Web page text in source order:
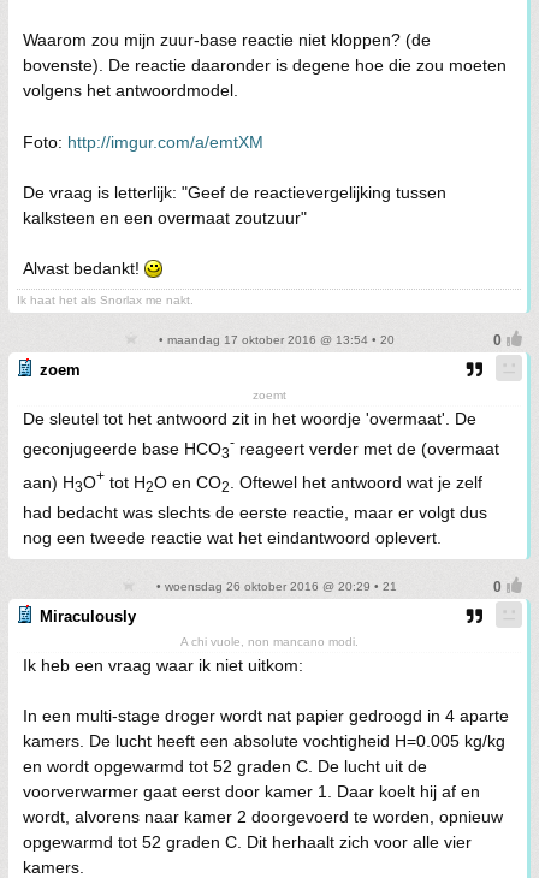
Waarom zou mijn zuur-base reactie niet kloppen? (de
bovenste). De reactie daaronder is degene hoe die zou moeten
volgens het antwoordmodel.
Foto: http://imgur.com/a/emtXM
De vraag is letterlijk: "Geef de reactievergelijking tussen
kalksteen en een overmaat zoutzuur"
Alvast bedankt!
Ik haat het als Snorlax me nakt.
• maandag 17 oktober 2016 @ 13:54 • 20
zoem
zoemt
De sleutel tot het antwoord zit in het woordje 'overmaat'. De
geconjugeerde base HCO3
- reageert verder met de (overmaat
aan) H3O+ tot H2O en CO2
. Oftewel het antwoord wat je zelf
had bedacht was slechts de eerste reactie, maar er volgt dus
nog een tweede reactie wat het eindantwoord oplevert.
• woensdag 26 oktober 2016 @ 20:29 • 21
Miraculously
A chi vuole, non mancano modi.
Ik heb een vraag waar ik niet uitkom:
In een multi-stage droger wordt nat papier gedroogd in 4 aparte
kamers. De lucht heeft een absolute vochtigheid H=0.005 kg/kg
en wordt opgewarmd tot 52 graden C. De lucht uit de
voorverwarmer gaat eerst door kamer 1. Daar koelt hij af en
wordt, alvorens naar kamer 2 doorgevoerd te worden, opnieuw
opgewarmd tot 52 graden C. Dit herhaalt zich voor alle vier
kamers.